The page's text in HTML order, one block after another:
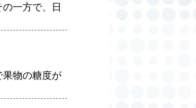
一方で、日
物の糖度が